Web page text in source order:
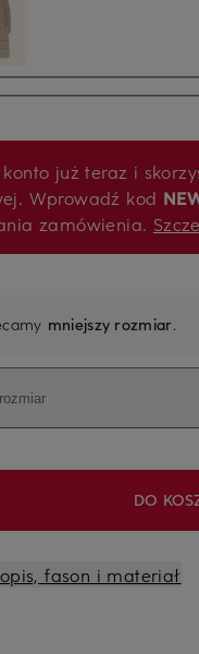
konto już teraz i
Wprowadź kod
zamówienia.
mniejszy rozmiar.
DO
fason i materiał